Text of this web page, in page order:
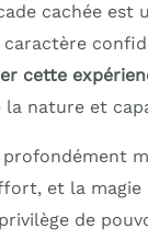
cachée est
cette
la nature et
et la
de